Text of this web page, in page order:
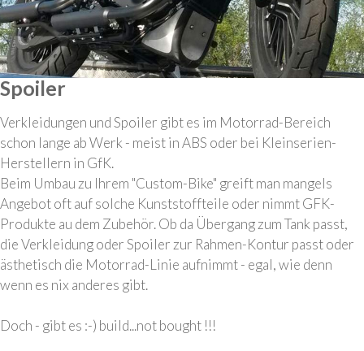
Spoiler
Verkleidungen und Spoiler gibt es im Motorrad-Bereich
schon lange ab Werk - meist in ABS oder bei Kleinserien-
Herstellern in GfK.
Beim Umbau zu Ihrem "Custom-Bike" greift man mangels
Angebot oft auf solche Kunststoffteile oder nimmt GFK-
Produkte au dem Zubehör. Ob da Übergang zum Tank passt,
die Verkleidung oder Spoiler zur Rahmen-Kontur passt oder
ästhetisch die Motorrad-Linie aufnimmt - egal, wie denn
wenn es nix anderes gibt.
Doch - gibt es :-) build...not bought !!!